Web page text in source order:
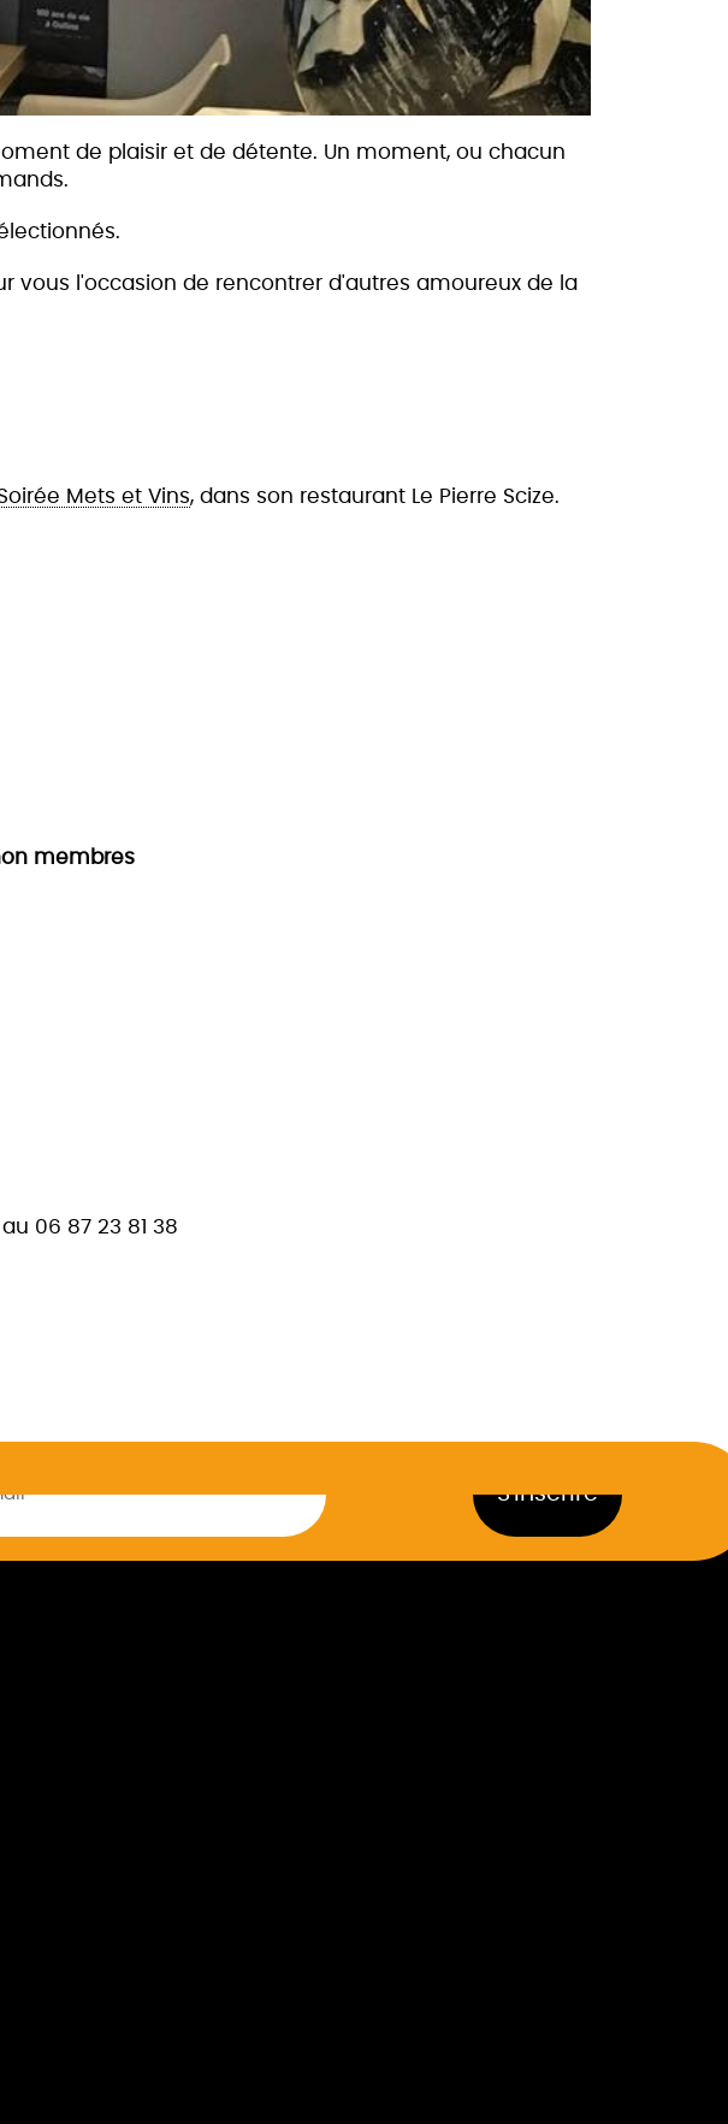
de plaisir et de détente. Un moment, ou chacun
vous l'occasion de rencontrer d'autres amoureux de la
Mets et Vins, dans son restaurant Le Pierre Scize.
non membres
06 87 23 81 38